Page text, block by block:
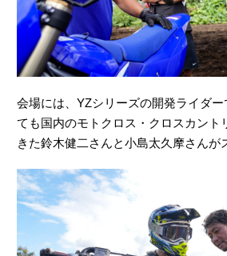
会場には、YZシリーズの開発ライダ
ても国内のモトクロス・クロスカント
きた鈴木健二さんと小島太久摩さんが